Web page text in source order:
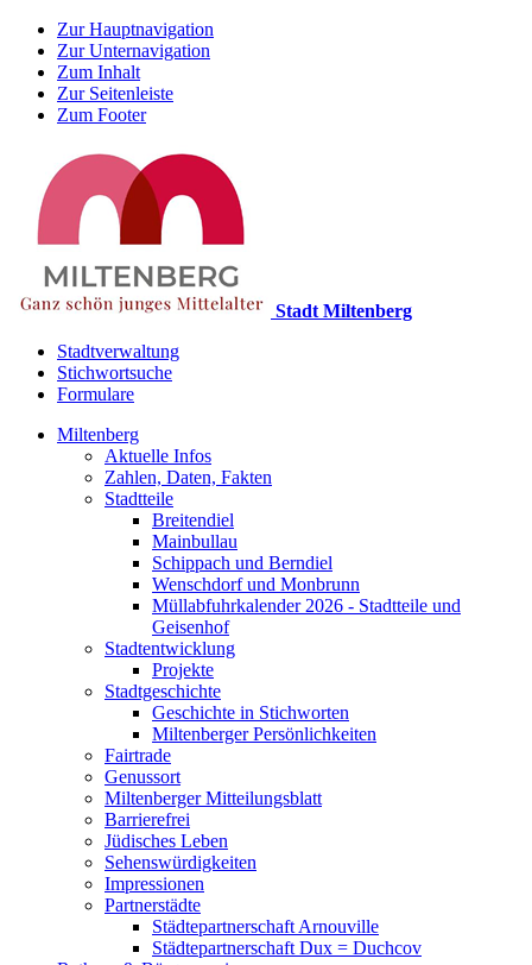
Zur Hauptnavigation
Zur Unternavigation
Zum Inhalt
Zur Seitenleiste
Zum Footer
Stadt Miltenberg
Stadtverwaltung
Stichwortsuche
Formulare
Miltenberg
Aktuelle Infos
Zahlen, Daten, Fakten
Stadtteile
Breitendiel
Mainbullau
Schippach und Berndiel
Wenschdorf und Monbrunn
Müllabfuhrkalender 2026 - Stadtteile und
Geisenhof
Stadtentwicklung
Projekte
Stadtgeschichte
Geschichte in Stichworten
Miltenberger Persönlichkeiten
Fairtrade
Genussort
Miltenberger Mitteilungsblatt
Barrierefrei
Jüdisches Leben
Sehenswürdigkeiten
Impressionen
Partnerstädte
Städtepartnerschaft Arnouville
Städtepartnerschaft Dux = Duchcov